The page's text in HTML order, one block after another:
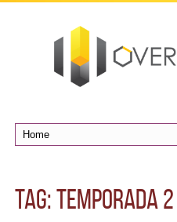
TAG: temporada 2